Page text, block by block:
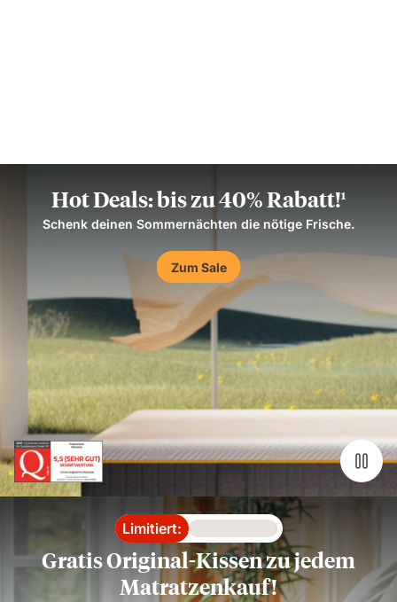
Hot Deals: bis zu 40% Rabatt!1
Schenk deinen Sommernächten die nötige Frische.
Zum Sale
Limitiert:
Loading
Gratis Original-Kissen zu jedem
Matratzenkauf!